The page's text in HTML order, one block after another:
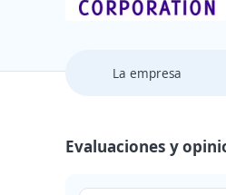
La empresa
Evaluaciones y